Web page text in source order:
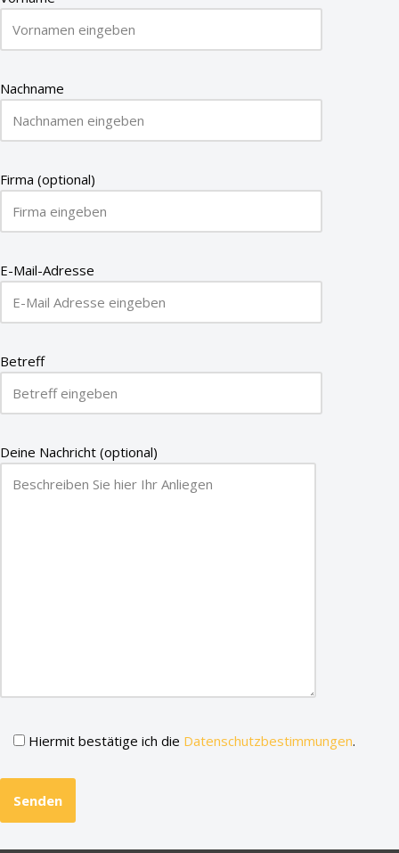
Nachname
Firma (optional)
E-Mail-Adresse
Betreff
Deine Nachricht (optional)
Hiermit bestätige ich die Datenschutzbestimmungen.